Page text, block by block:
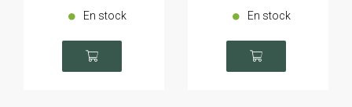
En stock En stock